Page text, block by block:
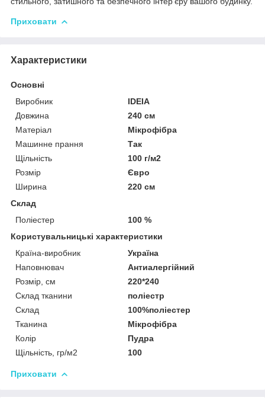
Приховати
Характеристики
Основні
Виробник
IDEIA
Довжина
240 см
Матеріал
Мікрофібра
Машинне прання
Так
Щільність
100 г/м2
Розмір
Євро
Ширина
220 см
Склад
Поліестер
100 %
Користувальницькі характеристики
Країна-виробник
Україна
Наповнювач
Антиалергійний
Розмір, см
220*240
Склад тканини
поліестр
Склад
100%поліестер
Тканина
Мікрофібра
Колір
Пудра
Щільність, гр/м2
100
Приховати